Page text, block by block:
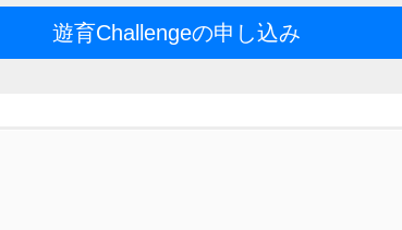
遊育Challengeの申し込み